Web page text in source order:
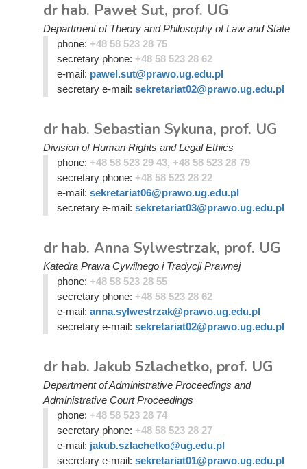
dr hab. Paweł Sut, prof. UG
Department of Theory and Philosophy of Law and State
phone: +48 58 523 28 75
secretary phone: +48 58 523 28 62
e-mail: pawel.sut@prawo.ug.edu.pl
secretary e-mail: sekretariat02@prawo.ug.edu.pl
dr hab. Sebastian Sykuna, prof. UG
Division of Human Rights and Legal Ethics
phone: +48 58 523 29 43, +48 58 523 28 79
secretary phone: +48 58 523 28 22
e-mail: sekretariat06@prawo.ug.edu.pl
secretary e-mail: sekretariat03@prawo.ug.edu.pl
dr hab. Anna Sylwestrzak, prof. UG
Katedra Prawa Cywilnego i Tradycji Prawnej
phone: +48 58 523 28 55
secretary phone: +48 58 523 28 62
e-mail: anna.sylwestrzak@prawo.ug.edu.pl
secretary e-mail: sekretariat02@prawo.ug.edu.pl
dr hab. Jakub Szlachetko, prof. UG
Department of Administrative Proceedings and
Administrative Court Proceedings
phone: +48 58 523 28 74
secretary phone: +48 58 523 28 27
e-mail: jakub.szlachetko@ug.edu.pl
secretary e-mail: sekretariat01@prawo.ug.edu.pl